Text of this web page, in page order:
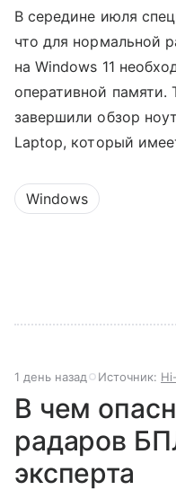
В середине июля
что для нормальной
на Windows 11
оперативной памяти.
завершили обзор
Laptop, который
Windows
1 день назад Источник:
В чем
радаров
эксперта